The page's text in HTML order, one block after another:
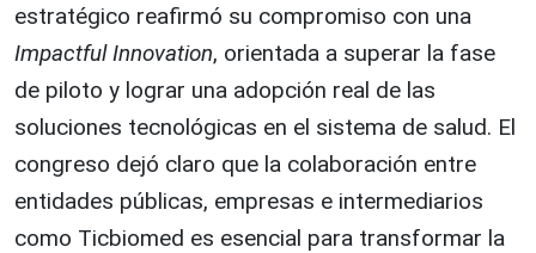
estratégico reafirmó su compromiso con una
Impactful Innovation, orientada a superar la fase
de piloto y lograr una adopción real de las
soluciones tecnológicas en el sistema de salud. El
congreso dejó claro que la colaboración entre
entidades públicas, empresas e intermediarios
como Ticbiomed es esencial para transformar la